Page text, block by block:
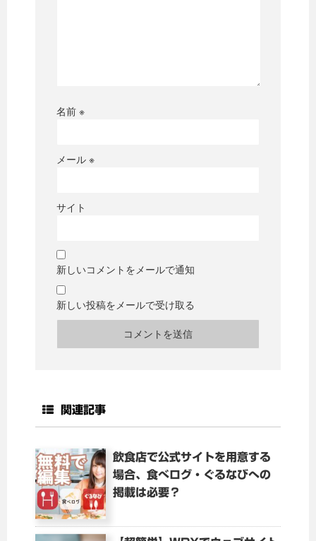
名前 ※
メール ※
サイト
新しいコメントをメールで通知
新しい投稿をメールで受け取る
関連記事
飲食店で公式サイトを用意する
場合、食べログ・ぐるなびへの
掲載は必要？